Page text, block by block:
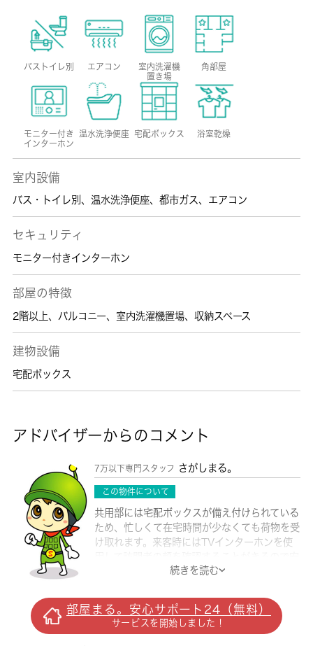
バストイレ別 エアコン
室内洗濯機
置き場
角部屋
モニター付き
インターホン
温水洗浄便座 宅配ボックス 浴室乾燥
室内設備
バス・トイレ別 、 温水洗浄便座、 都市ガス、 エアコン
セキュリティ
モニター付きインターホン
部屋の特徴
2階以上、 バルコニー、 室内洗濯機置場、 収納スペース
建物設備
宅配ボックス
アドバイザーからのコメント
7万以下専門スタッフ さがしまる。
この物件について
共用部には宅配ボックスが備え付けられている
ため、忙しくて在宅時間が少なくても荷物を受
け取れます。来客時にはTVインターホンを使
心感があります。乾燥までの時間を短縮できる
を溜め込みがちな人にもおすすめです。バスル
ームとトイレがそれぞれ分かれた物件です。犯
罪を未然に防止して安全に暮らせるように、共
続きを読む
部屋まる。安心サポート24（無料）
サービスを開始しました！